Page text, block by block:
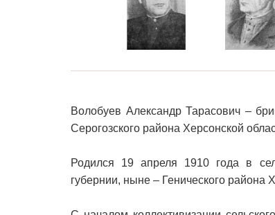
Волобуев Александр Тарасович –
Серогозского района Херсонской
Родился 19 апреля 1910 года в
губернии, ныне – Генического района